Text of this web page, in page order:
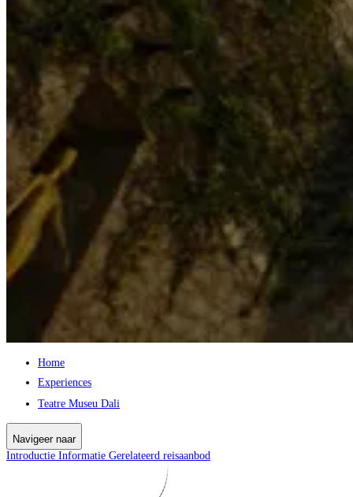
Home
Experiences
Teatre Museu Dali
Navigeer naar
Introductie Informatie Gerelateerd reisaanbod